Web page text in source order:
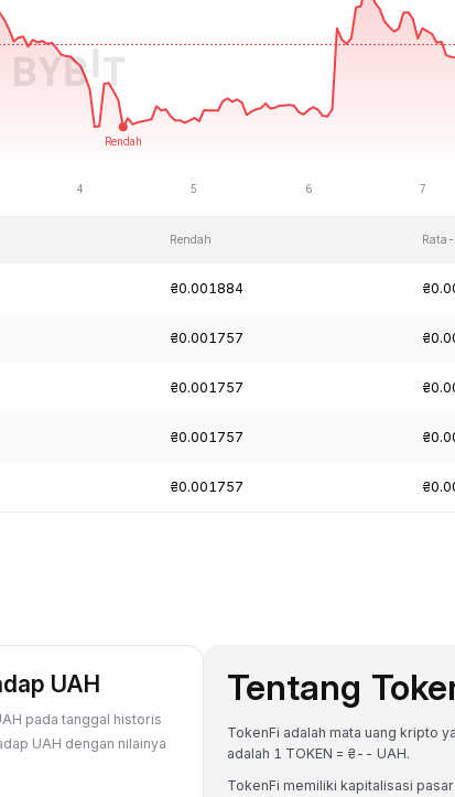
Rendah
₴0.001884
₴0.001757
₴0.001757
₴0.001757
₴0.001757
UAH
pada tanggal historis
UAH dengan nilainya
Tentang
TokenFi adalah mata uang kripto
adalah 1 TOKEN = ₴-- UAH.
TokenFi memiliki kapitalisasi